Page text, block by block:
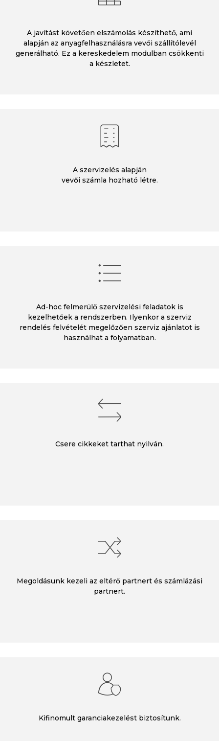
A javítást követően elszámolás készíthető, ami
alapján az anyagfelhasználásra vevői szállítólevél
generálható. Ez a kereskedelem modulban csökkenti
a készletet.
A szervizelés alapján
vevői számla hozható létre.
Ad-hoc felmerülő szervizelési feladatok is
kezelhetőek a rendszerben. Ilyenkor a szerviz
rendelés felvételét megelőzően szerviz ajánlatot is
használhat a folyamatban.
Csere cikkeket tarthat nyilván.
Megoldásunk kezeli az eltérő partnert és számlázási
partnert.
Kifinomult garanciakezelést biztosítunk.